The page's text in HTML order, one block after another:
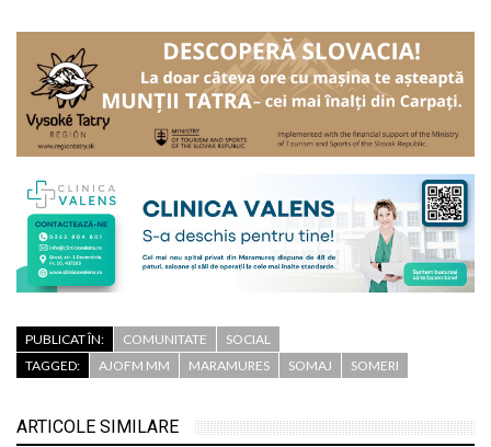
PUBLICAT ÎN: COMUNITATE
SOCIAL
TAGGED:
AJOFM MM MARAMURES SOMAJ SOMERI
ARTICOLE SIMILARE